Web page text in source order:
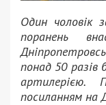
Один чоловік
поранень
понад 50 разів
посиланням на